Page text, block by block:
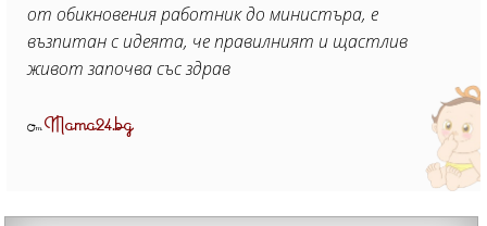
от обикновения работник до министъра, е
възпитан с идеята, че правилният и щастлив
живот започва със здрав
ОтMama24.bg